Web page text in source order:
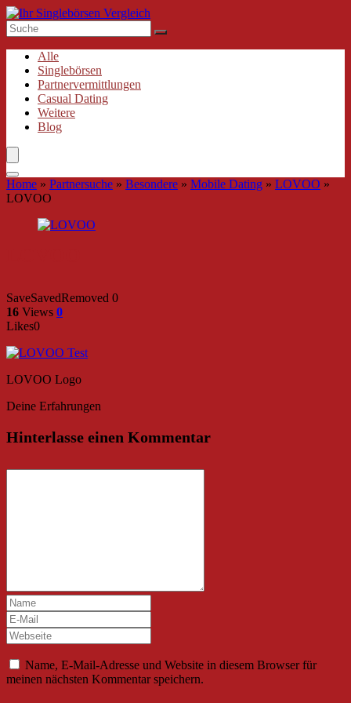
Alle
Singlebörsen
Partnervermittlungen
Casual Dating
Weitere
Blog
Home » Partnersuche » Besondere » Mobile Dating » LOVOO »
LOVOO
SaveSavedRemoved 0
16 Views 0
Likes0
LOVOO Logo
Deine Erfahrungen
Hinterlasse einen Kommentar
Name, E-Mail-Adresse und Website in diesem Browser für
meinen nächsten Kommentar speichern.